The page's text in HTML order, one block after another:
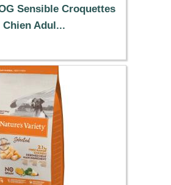
Sensible Croquettes
Chien Adul...
74.99 €